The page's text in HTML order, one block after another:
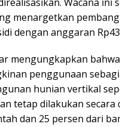
menargetkan
dengan anggaran
mengungkapkan
penggunaan
hunian vertikal
tetap dilakukan
dan 25 persen dari